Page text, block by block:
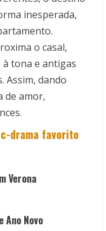
inesperada,
o casal,
tona e antigas
Assim, dando
de amor,
drama favorito
Verona
Ano Novo